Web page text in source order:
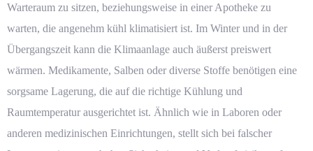
Warteraum zu sitzen, beziehungsweise in einer Apotheke zu
warten, die angenehm kühl klimatisiert ist. Im Winter und in der
Übergangszeit kann die Klimaanlage auch äußerst preiswert
wärmen. Medikamente, Salben oder diverse Stoffe benötigen eine
sorgsame Lagerung, die auf die richtige Kühlung und
Raumtemperatur ausgerichtet ist. Ähnlich wie in Laboren oder
anderen medizinischen Einrichtungen, stellt sich bei falscher